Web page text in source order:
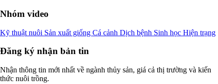
Nhóm video
Kỹ thuật nuôi Sản xuất giống Cá cảnh Dịch bệnh Sinh học Hiện trạng
Đăng ký nhận bản tin
Nhận thông tin mới nhất về ngành thủy sản, giá cả thị trường và kiến
thức nuôi trồng.